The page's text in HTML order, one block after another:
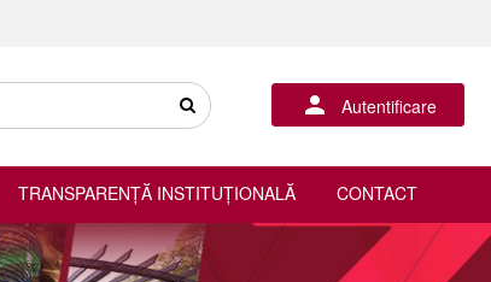
Autentificare
TRANSPARENȚĂ INSTITUȚIONALĂ CONTACT